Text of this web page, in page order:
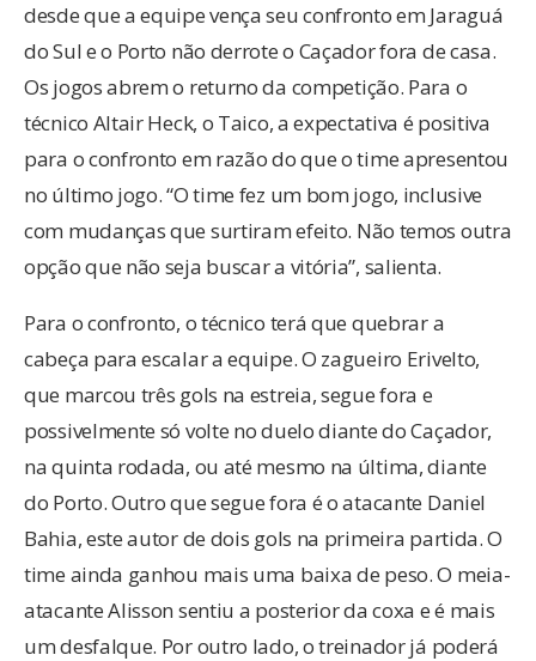
desde que a equipe vença seu confronto em Jaraguá
do Sul e o Porto não derrote o Caçador fora de casa.
Os jogos abrem o returno da competição. Para o
técnico Altair Heck, o Taico, a expectativa é positiva
para o confronto em razão do que o time apresentou
no último jogo. “O time fez um bom jogo, inclusive
com mudanças que surtiram efeito. Não temos outra
opção que não seja buscar a vitória”, salienta.
Para o confronto, o técnico terá que quebrar a
cabeça para escalar a equipe. O zagueiro Erivelto,
que marcou três gols na estreia, segue fora e
possivelmente só volte no duelo diante do Caçador,
na quinta rodada, ou até mesmo na última, diante
do Porto. Outro que segue fora é o atacante Daniel
Bahia, este autor de dois gols na primeira partida. O
time ainda ganhou mais uma baixa de peso. O meia-
atacante Alisson sentiu a posterior da coxa e é mais
um desfalque. Por outro lado, o treinador já poderá